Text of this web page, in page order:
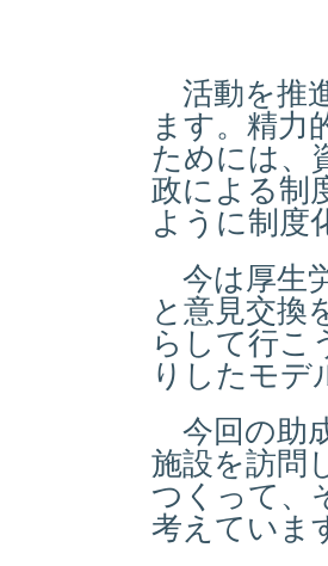
活動を推
ます。精力
ためには、
政による制
ように制度
今は厚生
と意見交換
らして行こ
りしたモデ
今回の助
施設を訪問
つくって、
考えていま